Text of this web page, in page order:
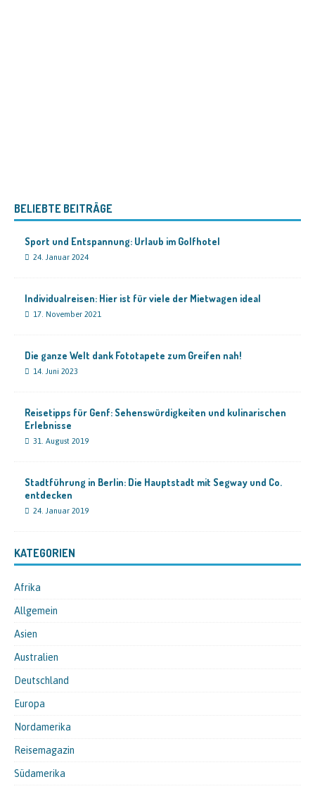
BELIEBTE BEITRÄGE
Sport und Entspannung: Urlaub im Golfhotel
24. Januar 2024
Individualreisen: Hier ist für viele der Mietwagen ideal
17. November 2021
Die ganze Welt dank Fototapete zum Greifen nah!
14. Juni 2023
Reisetipps für Genf: Sehenswürdigkeiten und kulinarischen
Erlebnisse
31. August 2019
Stadtführung in Berlin: Die Hauptstadt mit Segway und Co.
entdecken
24. Januar 2019
KATEGORIEN
Afrika
Allgemein
Asien
Australien
Deutschland
Europa
Nordamerika
Reisemagazin
Südamerika